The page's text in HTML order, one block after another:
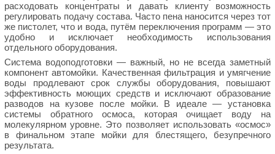
расходовать концентраты и давать клиенту возможность
регулировать подачу состава. Часто пена наносится через тот
же пистолет, что и вода, путём переключения программ — это
удобно и исключает необходимость использования
отдельного оборудования.
Система водоподготовки — важный, но не всегда заметный
компонент автомойки. Качественная фильтрация и умягчение
воды продлевают срок службы оборудования, повышают
эффективность моющих средств и исключают образование
разводов на кузове после мойки. В идеале — установка
системы обратного осмоса, которая очищает воду на
молекулярном уровне. Это позволяет использовать «осмос»
в финальном этапе мойки для блестящего, безупречного
результата.